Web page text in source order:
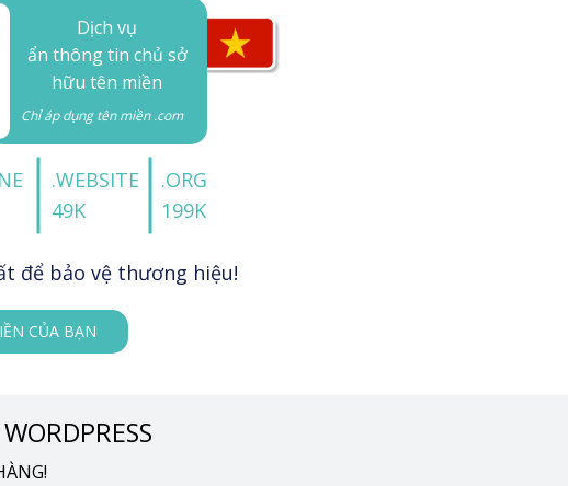
CỦA BẠN
Dịch vụ
ẩn thông tin chủ sở
hữu tên miền
Chỉ áp dụng tên miền .com
để bảo vệ thương hiệu!
.WEBSITE
49K
.ORG
199K